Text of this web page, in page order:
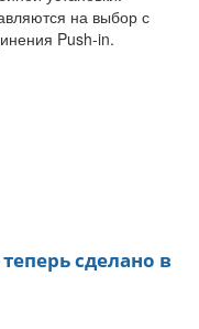
на выбор с
Push-in.
сделано в